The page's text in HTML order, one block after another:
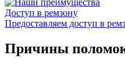
Доступ в ремзону
Предоставляем доступ в
Причины